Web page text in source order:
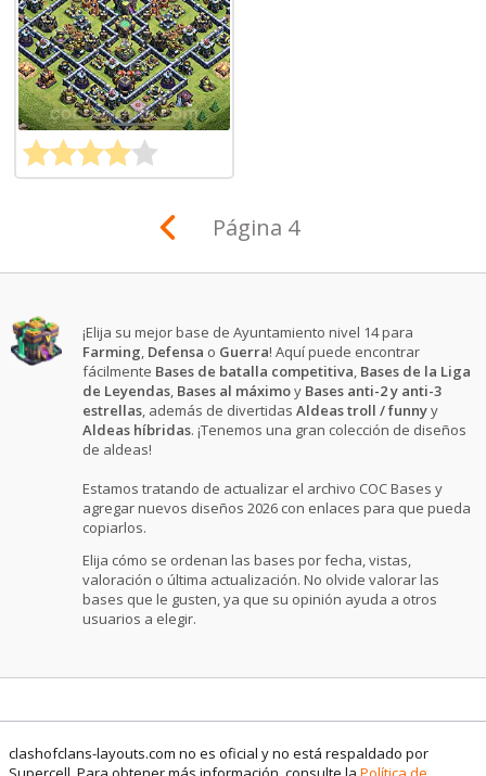
Página 4
¡Elija su mejor base de Ayuntamiento nivel 14 para
Farming, Defensa o Guerra! Aquí puede encontrar
fácilmente Bases de batalla competitiva, Bases de la Liga
de Leyendas, Bases al máximoy Bases anti-2 y anti-3
estrellas, además de divertidasAldeas troll / funnyy
Aldeas híbridas. ¡Tenemos una gran colección de diseños
de aldeas!
Estamos tratando de actualizar el archivo COC Bases y
agregar nuevos diseños 2026 con enlaces para que pueda
copiarlos.
Elija cómo se ordenan las bases por fecha, vistas,
valoración o última actualización. No olvide valorar las
bases que le gusten, ya que su opinión ayuda a otros
usuarios a elegir.
clashofclans-layouts.com no es oficial y no está respaldado por